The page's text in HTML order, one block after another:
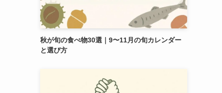
秋が旬の食べ物30選｜9〜11月の旬カレンダー
と選び方